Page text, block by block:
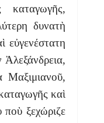
καταγωγῆς,
δυνατὴ
εὐγενέστατη
Μαξιμιανοῦ,
καὶ
ξεχώριζε